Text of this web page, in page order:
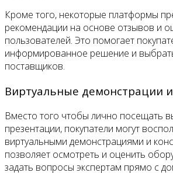
Кроме того, некоторые платформы
рекомендации на основе отзывов и
пользователей. Это помогает
информированное решение и
поставщиков.
Виртуальные демонстрации
Вместо того чтобы лично посещать
презентации, покупатели могут
виртуальными демонстрациями и
позволяет осмотреть и оценить
задать вопросы экспертам прямо с